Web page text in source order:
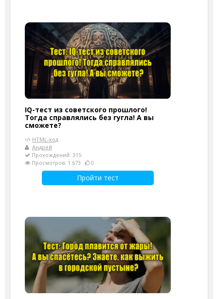
IQ-тест из советского прошлого!
Тогда справлялись без гугла! А вы
сможете?
HTML-код
Андрей
Прохождений: 315
Просмотров: 1 673
0
Пройти тест